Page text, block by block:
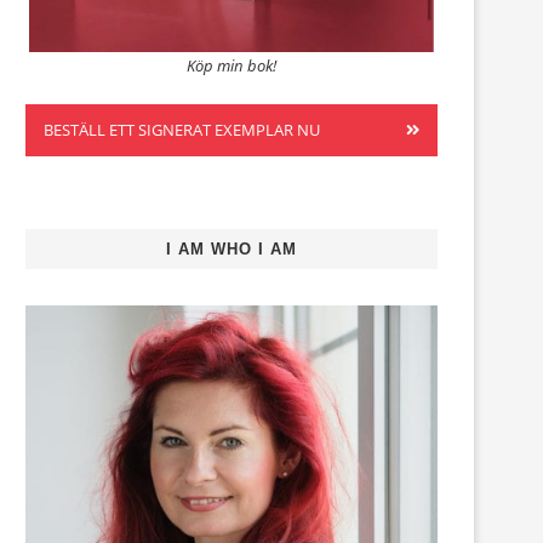
Köp min bok!
BESTÄLL ETT SIGNERAT EXEMPLAR NU
I AM WHO I AM